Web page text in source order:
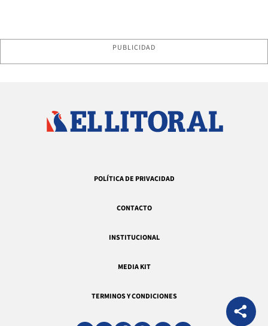
PUBLICIDAD
POLÍTICA DE PRIVACIDAD
CONTACTO
INSTITUCIONAL
MEDIA KIT
TERMINOS Y CONDICIONES